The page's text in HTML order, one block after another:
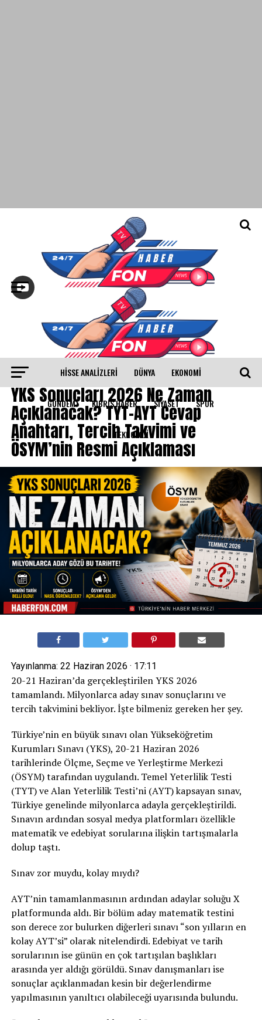
HISSE ANALIZLERI DÜNYA EKONOMİ
GÜNDEM KIBRIS HABER SİYASET SPOR
TEKNOLOJİ
YAŞAM
YKS Sonuçları 2026 Ne Zaman
Açıklanacak? TYT–AYT Cevap
Anahtarı, Tercih Takvimi ve
ÖSYM’nin Resmi Açıklaması
Yayınlanma: 22 Haziran 2026 · 17:11
20-21 Haziran’da gerçekleştirilen YKS 2026
tamamlandı. Milyonlarca aday sınav sonuçlarını ve
tercih takvimini bekliyor. İşte bilmeniz gereken her şey.
Türkiye’nin en büyük sınavı olan Yükseköğretim
Kurumları Sınavı (YKS), 20-21 Haziran 2026
tarihlerinde Ölçme, Seçme ve Yerleştirme Merkezi
(ÖSYM) tarafından uygulandı. Temel Yeterlilik Testi
(TYT) ve Alan Yeterlilik Testi’ni (AYT) kapsayan sınav,
Türkiye genelinde milyonlarca adayla gerçekleştirildi.
Sınavın ardından sosyal medya platformları özellikle
matematik ve edebiyat sorularına ilişkin tartışmalarla
dolup taştı.
Sınav zor muydu, kolay mıydı?
AYT’nin tamamlanmasının ardından adaylar soluğu X
platformunda aldı. Bir bölüm aday matematik testini
son derece zor bulurken diğerleri sınavı “son yılların en
kolay AYT’si” olarak nitelendirdi. Edebiyat ve tarih
sorularının ise günün en çok tartışılan başlıkları
arasında yer aldığı görüldü. Sınav danışmanları ise
sonuçlar açıklanmadan kesin bir değerlendirme
yapılmasının yanıltıcı olabileceği uyarısında bulundu.